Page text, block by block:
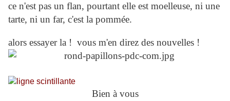
ce n'est pas un flan, pourtant elle est moelleuse, ni une
tarte, ni un far, c'est la pommée.
alors essayer la ! vous m'en direz des nouvelles !
Bien à vous